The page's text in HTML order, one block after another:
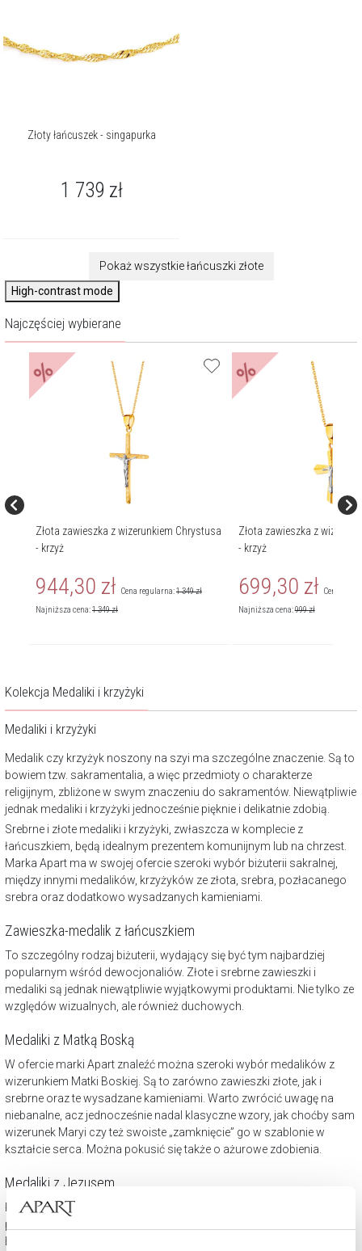
Złoty łańcuszek - singapurka
1 739 zł
Pokaż wszystkie łańcuszki złote
High-contrast mode
Najczęściej wybierane
%
Złota zawieszka z wizerunkiem Chrystusa
- krzyż
944,30 zł Cena regularna:1 349zł
Najniższa cena:1 349zł
%
Złota zawieszka z
- krzyż
699,30 zł Cena
Najniższa cena:999zł
Kolekcja Medaliki i krzyżyki
Medaliki i krzyżyki
Medalik czy krzyżyk noszony na szyi ma szczególne znaczenie. Są to
bowiem tzw. sakramentalia, a więc przedmioty o charakterze
religijnym, zbliżone w swym znaczeniu do sakramentów. Niewątpliwie
jednak medaliki i krzyżyki jednocześnie pięknie i delikatnie zdobią.
Srebrne i złote medaliki i krzyżyki, zwłaszcza w komplecie z
łańcuszkiem, będą idealnym prezentem komunijnym lub na chrzest.
Marka Apart ma w swojej ofercie szeroki wybór biżuterii sakralnej,
między innymi medalików, krzyżyków ze złota, srebra, pozłacanego
srebra oraz dodatkowo wysadzanych kamieniami.
Zawieszka-medalik z łańcuszkiem
To szczególny rodzaj biżuterii, wydający się być tym najbardziej
popularnym wśród dewocjonaliów. Złote i srebrne zawieszki i
medaliki są jednak niewątpliwie wyjątkowymi produktami. Nie tylko ze
względów wizualnych, ale również duchowych.
Medaliki z Matką Boską
W ofercie marki Apart znaleźć można szeroki wybór medalików z
wizerunkiem Matki Boskiej. Są to zarówno zawieszki złote, jak i
srebrne oraz te wysadzane kamieniami. Warto zwrócić uwagę na
niebanalne, acz jednocześnie nadal klasyczne wzory, jak choćby sam
wizerunek Maryi czy też swoiste „zamknięcie” go w szablonie w
kształcie serca. Można pokusić się także o ażurowe zdobienia.
Medaliki z Jezusem
Równie ważnym i prezentowanym szeroko motywem są medaliki z
postacią Jezusa, które dodatkowo można opatrzyć grawerunkiem.
Będą z pewnością niezwykłym upominkiem. Podobnie jak srebrna